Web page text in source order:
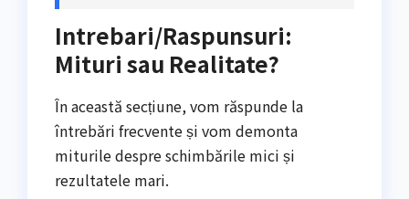
Intrebari/Raspunsuri:
Mituri sau Realitate?
În această secțiune, vom răspunde la
întrebări frecvente și vom demonta
miturile despre schimbările mici și
rezultatele mari.